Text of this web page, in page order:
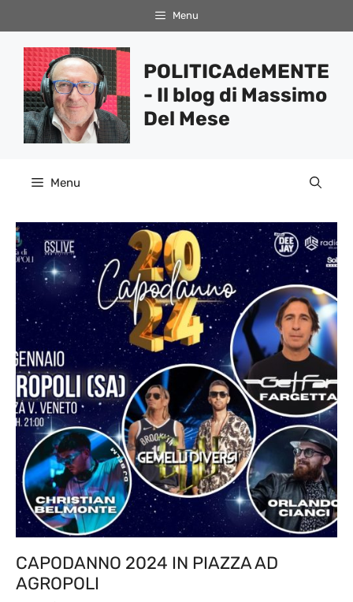
al
contenuto
Menu
POLITICAdeMENTE
- Il blog di Massimo
Del Mese
Menu
CAPODANNO 2024 IN PIAZZA AD
AGROPOLI